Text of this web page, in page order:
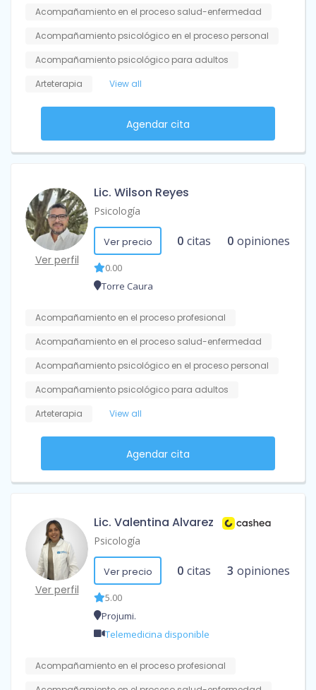
Acompañamiento en el proceso salud-enfermedad
Acompañamiento psicológico en el proceso personal
Acompañamiento psicológico para adultos
Arteterapia
View all
Agendar cita
Ver perfil
Lic. Wilson Reyes
Psicología
Ver precio 0 citas 0 opiniones
0.00
Torre Caura
Acompañamiento en el proceso profesional
Acompañamiento en el proceso salud-enfermedad
Acompañamiento psicológico en el proceso personal
Acompañamiento psicológico para adultos
Arteterapia
View all
Agendar cita
Ver perfil
Lic. Valentina Alvarez
Psicología
Ver precio 0 citas 3 opiniones
5.00
Projumi.
Telemedicina disponible
Acompañamiento en el proceso profesional